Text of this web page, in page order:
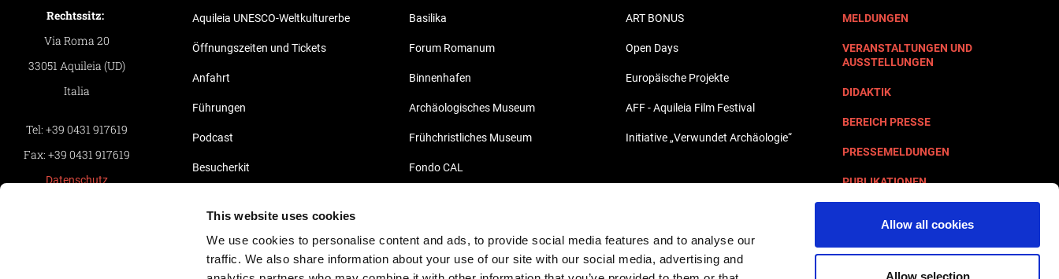
This website uses cookies
We use cookies to personalise content and ads, to provide social media features and to analyse our
traffic. We also share information about your use of our site with our social media, advertising and
Allow all cookies
Allow selection
Aquileia UNESCO-Weltkulturerbe
Öffnungszeiten und Tickets
Anfahrt
Führungen
Podcast
Besucherkit
Aquileia in Bildern
Basilika
Forum Romanum
Binnenhafen
Archäologisches Museum
Frühchristliches Museum
Fondo CAL
Domus des Tito Macro
Nekropole
ART BONUS
Open Days
Europäische Projekte
AFF - Aquileia Film Festival
Initiative „Verwundet Archäologie“
MELDUNGEN
VERANSTALTUNGEN UND
AUSSTELLUNGEN
DIDAKTIK
BEREICH PRESSE
PRESSEMELDUNGEN
PUBLIKATIONEN
Rechtssitz:
Via Roma 20
33051 Aquileia (UD)
Italia
Tel: +39 0431 917619
Fax: +39 0431 917619
Datenschutz